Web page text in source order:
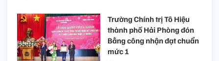
Trường Chính trị Tô Hiệu
thành phố Hải Phòng đón
Bằng công nhận đạt chuẩn
mức 1